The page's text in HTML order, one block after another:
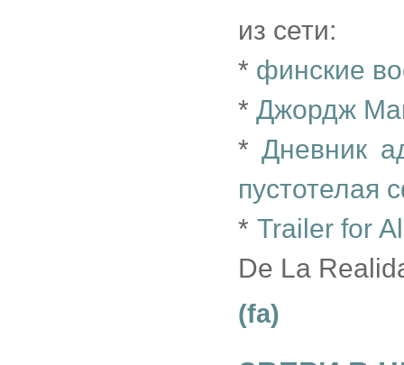
из сети:
* финские
* Джордж
*Дневник
пустотелая
* Trailer for
De La
(fa)